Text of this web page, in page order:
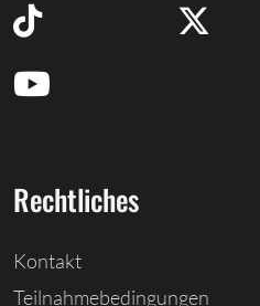
Rechtliches
Kontakt
Teilnahmebedingungen